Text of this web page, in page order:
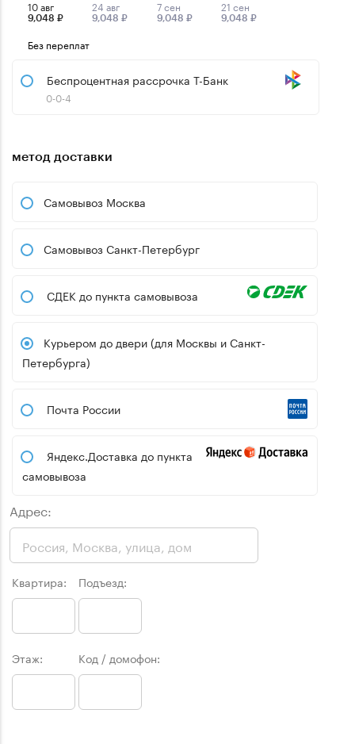
10 авг
9,048 ₽
24 авг
9,048 ₽
7 сен
9,048 ₽
21 сен
9,048 ₽
Без переплат
Беспроцентная рассрочка Т-Банк
0-0-4
метод доставки
Самовывоз Москва
Самовывоз Санкт-Петербург
СДЕК до пункта самовывоза
Курьером до двери (для Москвы и Санкт-
Петербурга)
Почта России
Яндекс.Доставка до пункта
самовывоза
Адрес:
Квартира: Подъезд:
Этаж: Код / домофон: